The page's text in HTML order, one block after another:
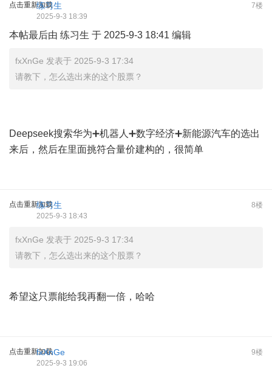
点击重新加载 7楼
练习生
2025-9-3 18:39
本帖最后由 练习生 于 2025-9-3 18:41 编辑
fxXnGe 发表于 2025-9-3 17:34
请教下，怎么选出来的这个股票？
Deepseek搜索华为➕机器人➕数字经济➕新能源汽车的选出
来后，然后在里面挑符合量价建构的，很简单
点击重新加载 8楼
练习生
2025-9-3 18:43
fxXnGe 发表于 2025-9-3 17:34
请教下，怎么选出来的这个股票？
希望这只票能给我再翻一倍，哈哈
点击重新加载 9楼
fxXnGe
2025-9-3 19:06